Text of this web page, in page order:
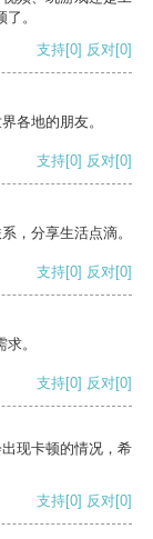
。
支持[0] 反对[0]
各地的朋友。
支持[0] 反对[0]
，分享生活点滴。
支持[0] 反对[0]
。
支持[0] 反对[0]
现卡顿的情况，希
支持[0] 反对[0]